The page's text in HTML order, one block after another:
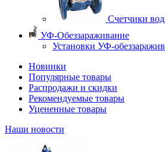
Счетчики
УФ-Обеззараживание
Установки УФ-
Новинки
Популярные товары
Распродажи и скидки
Рекомендуемые товары
Уцененные товары
Наши новости